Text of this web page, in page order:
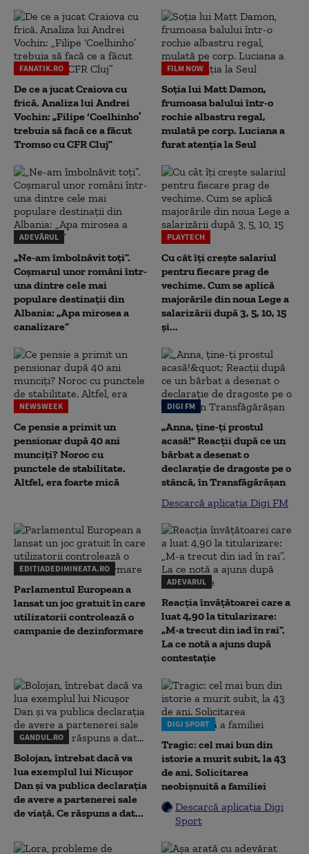
FANATIK.RO
De ce a jucat Craiova cu
frică. Analiza lui Andrei
Vochin: „Filipe ‘Coelhinho’
trebuia să facă ce a făcut
Tromso cu CFR Cluj”
FILM NOW
Soția lui Matt Damon,
frumoasa balului într-o
rochie albastru regal,
mulată pe corp. Luciana a
furat atenția la Seul
ADEVĂRUL
„Ne-am îmbolnăvit toți”.
Coșmarul unor români într-
una dintre cele mai
populare destinații din
Albania: „Apa mirosea a
canalizare”
PLAYTECH
Cu cât îți crește salariul
pentru fiecare prag de
vechime. Cum se aplică
majorările din noua Lege a
salarizării după 3, 5, 10, 15
și...
NEWSWEEK
Ce pensie a primit un
pensionar după 40 ani
munciți? Noroc cu
punctele de stabilitate.
Altfel, era foarte mică
DIGI FM
„Anna, ţine-ţi prostul
acasă!" Reacţii după ce un
bărbat a desenat o
declaraţie de dragoste pe o
stâncă, în Transfăgărăşan
Descarcă aplicația Digi FM
EDITIADEDIMINEATA.RO
Parlamentul European a
lansat un joc gratuit în care
utilizatorii controlează o
campanie de dezinformare
ADEVARUL
Reacția învățătoarei care a
luat 4,90 la titularizare:
„M-a trecut din iad în rai”.
La ce notă a ajuns după
contestație
GANDUL.RO
Bolojan, întrebat dacă va
lua exemplul lui Nicușor
Dan și va publica declarația
de avere a partenerei sale
de viață. Ce răspuns a dat...
DIGI SPORT
Tragic: cel mai bun din
istorie a murit subit, la 43
de ani. Solicitarea
neobișnuită a familiei
Descarcă aplicația Digi
Sport